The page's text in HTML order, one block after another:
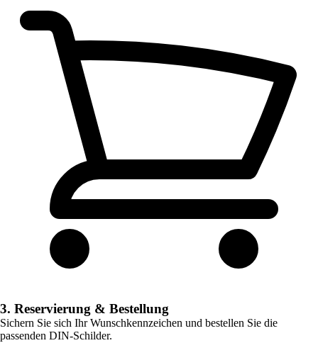
3. Reservierung & Bestellung
Sichern Sie sich Ihr Wunschkennzeichen und bestellen Sie die
passenden DIN-Schilder.